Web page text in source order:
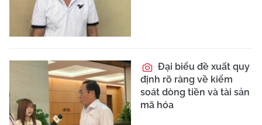
Đại biểu đề xuất quy
định rõ ràng về kiểm
soát dòng tiền và tài sản
mã hóa